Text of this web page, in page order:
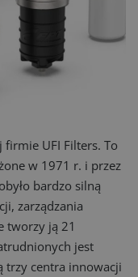
firmie UFI Filters. To
w 1971 r. i przez
bardzo silną
zarządzania
tworzy ją 21
jest
trzy centra innowacji